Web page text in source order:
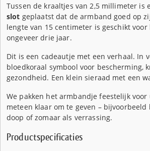
Tussen de kraaltjes van 2,5 millimeter is
slot geplaatst dat de armband goed op
lengte van 15 centimeter is geschikt
ongeveer drie jaar.
Dit is een cadeautje met een verhaal. In
bloedkoraal symbool voor bescherming,
gezondheid. Een klein sieraad met een
We pakken het armbandje feestelijk voor
meteen klaar om te geven –
doop of zomaar als verrassing.
Productspecificaties